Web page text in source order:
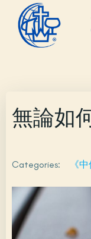
無論如
Categories: 《